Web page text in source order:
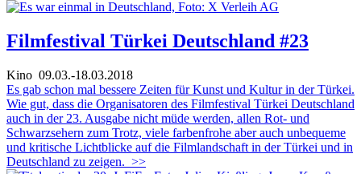
Filmfestival Türkei Deutschland #23
Kino 09.03.-18.03.2018
Es gab schon mal bessere Zeiten für Kunst und Kultur in der Türkei.
Wie gut, dass die Organisatoren des Filmfestival Türkei Deutschland
auch in der 23. Ausgabe nicht müde werden, allen Rot- und
Schwarzsehern zum Trotz, viele farbenfrohe aber auch unbequeme
und kritische Lichtblicke auf die Filmlandschaft in der Türkei und in
Deutschland zu zeigen. >>